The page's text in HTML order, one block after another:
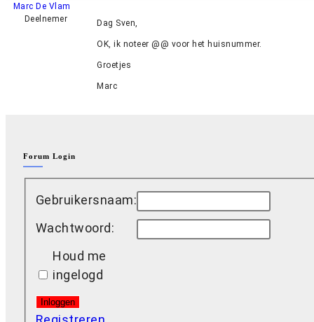
Marc De Vlam
Deelnemer
Dag Sven,
OK, ik noteer @@ voor het huisnummer.
Groetjes
Marc
Forum Login
Gebruikersnaam:
Wachtwoord:
Houd me
ingelogd
Inloggen